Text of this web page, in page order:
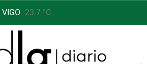
VIGO 23.7 °C